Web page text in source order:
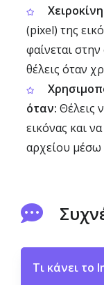
(pixel) της
φαίνεται
θέλεις όταν
όταν: Θέλεις
εικόνας και
αρχείου μέσω
Τι κάνει το